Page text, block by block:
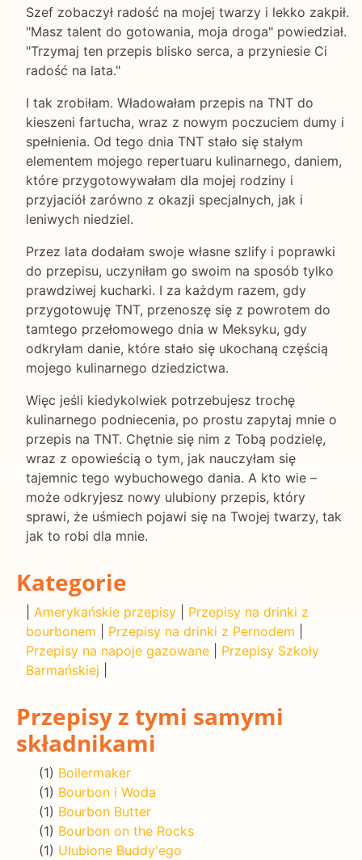
Szef zobaczył radość na mojej twarzy i lekko zakpił.
"Masz talent do gotowania, moja droga" powiedział.
"Trzymaj ten przepis blisko serca, a przyniesie Ci
radość na lata."
I tak zrobiłam. Władowałam przepis na TNT do
kieszeni fartucha, wraz z nowym poczuciem dumy i
spełnienia. Od tego dnia TNT stało się stałym
elementem mojego repertuaru kulinarnego, daniem,
które przygotowywałam dla mojej rodziny i
przyjaciół zarówno z okazji specjalnych, jak i
leniwych niedziel.
Przez lata dodałam swoje własne szlify i poprawki
do przepisu, uczyniłam go swoim na sposób tylko
prawdziwej kucharki. I za każdym razem, gdy
przygotowuję TNT, przenoszę się z powrotem do
tamtego przełomowego dnia w Meksyku, gdy
odkryłam danie, które stało się ukochaną częścią
mojego kulinarnego dziedzictwa.
Więc jeśli kiedykolwiek potrzebujesz trochę
kulinarnego podniecenia, po prostu zapytaj mnie o
przepis na TNT. Chętnie się nim z Tobą podzielę,
wraz z opowieścią o tym, jak nauczyłam się
tajemnic tego wybuchowego dania. A kto wie –
może odkryjesz nowy ulubiony przepis, który
sprawi, że uśmiech pojawi się na Twojej twarzy, tak
jak to robi dla mnie.
Kategorie
Amerykańskie przepisy
Przepisy na drinki z
bourbonem
Przepisy na drinki z Pernodem
Przepisy na napoje gazowane
Przepisy Szkoły
Barmańskiej
Przepisy z tymi samymi
składnikami
(1) Boilermaker
(1) Bourbon i Woda
(1) Bourbon Butter
(1) Bourbon on the Rocks
(1) Ulubione Buddy'ego